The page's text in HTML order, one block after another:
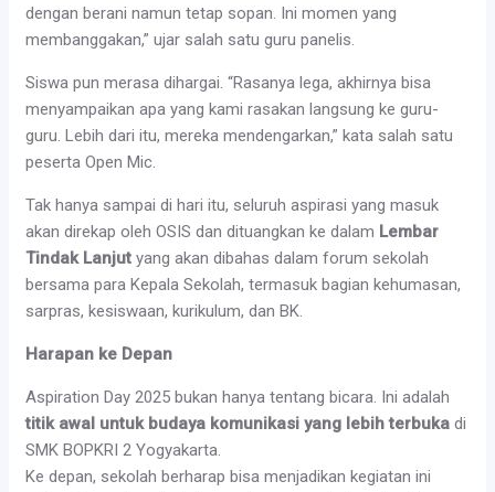
dengan berani namun tetap sopan. Ini momen yang
membanggakan,” ujar salah satu guru panelis.
Siswa pun merasa dihargai. “Rasanya lega, akhirnya bisa
menyampaikan apa yang kami rasakan langsung ke guru-
guru. Lebih dari itu, mereka mendengarkan,” kata salah satu
peserta Open Mic.
Tak hanya sampai di hari itu, seluruh aspirasi yang masuk
akan direkap oleh OSIS dan dituangkan ke dalam Lembar
Tindak Lanjut yang akan dibahas dalam forum sekolah
bersama para Kepala Sekolah, termasuk bagian kehumasan,
sarpras, kesiswaan, kurikulum, dan BK.
Harapan ke Depan
Aspiration Day 2025 bukan hanya tentang bicara. Ini adalah
titik awal untuk budaya komunikasi yang lebih terbuka di
SMK BOPKRI 2 Yogyakarta.
Ke depan, sekolah berharap bisa menjadikan kegiatan ini